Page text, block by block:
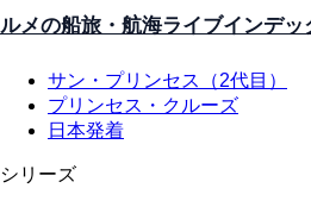
ルメの船旅・航海ライブインデッ
サン・プリンセス（2代目）
プリンセス・クルーズ
日本発着
シリーズ